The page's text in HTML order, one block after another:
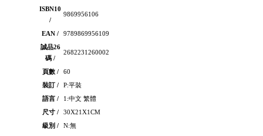
ISBN10
/
9869956106
EAN /
9789869956109
誠品26
碼 /
2682231260002
頁數 /
60
裝訂 /
P:平裝
語言 /
1:中文 繁體
尺寸 /
30X21X1CM
級別 /
N:無